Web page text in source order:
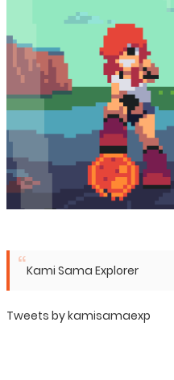
Kami Sama Explorer
Tweets by kamisamaexp